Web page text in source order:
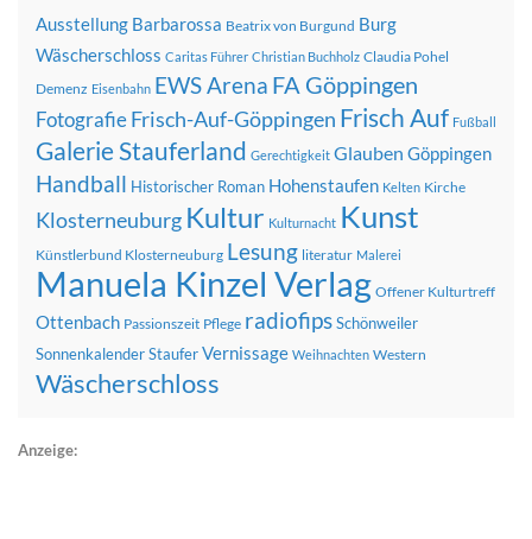
Ausstellung Barbarossa Beatrix von Burgund Burg
Wäscherschloss Caritas Führer Christian Buchholz Claudia Pohel
Demenz Eisenbahn EWS Arena FA Göppingen
FotografieFrisch-Auf-Göppingen Frisch Auf Fußball
Galerie Stauferland Gerechtigkeit Glauben Göppingen
Handball Historischer Roman Hohenstaufen Kelten Kirche
Klosterneuburg Kultur Kulturnacht Kunst
Künstlerbund Klosterneuburg Lesung literatur Malerei
Manuela Kinzel Verlag Offener Kulturtreff
Ottenbach Passionszeit Pflege radiofipsSchönweiler
SonnenkalenderStauferVernissage Weihnachten Western
Wäscherschloss
Anzeige: